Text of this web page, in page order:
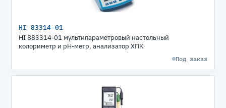
HI 83314-01
HI 883314-01 мультипараметровый настольный
колориметр и pH-метр, анализатор ХПК
Под заказ